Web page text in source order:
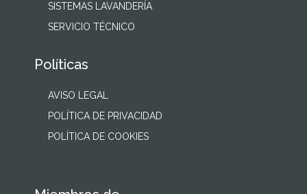
SISTEMAS LAVANDERÍA
SERVICIO TÉCNICO
Políticas
AVISO LEGAL
POLÍTICA DE PRIVACIDAD
POLÍTICA DE COOKIES